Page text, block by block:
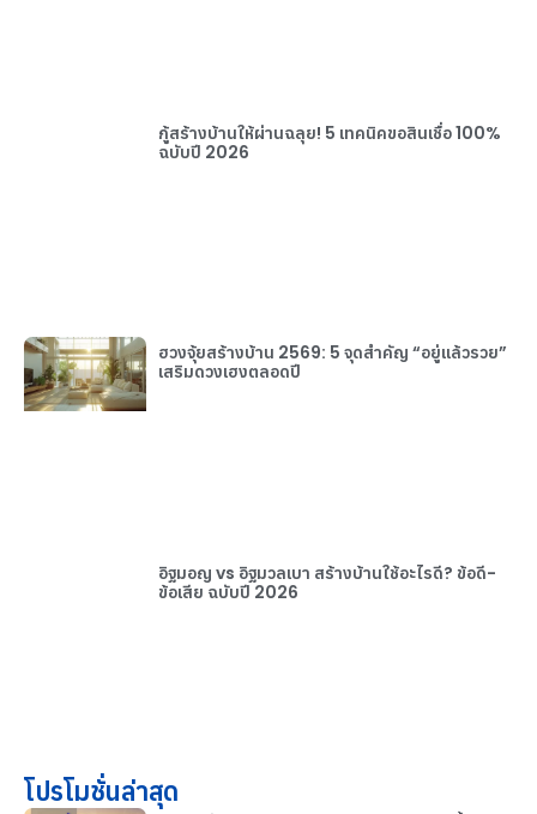
กู้สร้างบ้านให้ผ่านฉลุย! 5 เทคนิคขอสินเชื่อ 100%
ฉบับปี 2026
ฮวงจุ้ยสร้างบ้าน 2569: 5 จุดสำคัญ “อยู่แล้วรวย”
เสริมดวงเฮงตลอดปี
อิฐมอญ vs อิฐมวลเบา สร้างบ้านใช้อะไรดี? ข้อดี-
ข้อเสีย ฉบับปี 2026
โปรโมชั่นล่าสุด